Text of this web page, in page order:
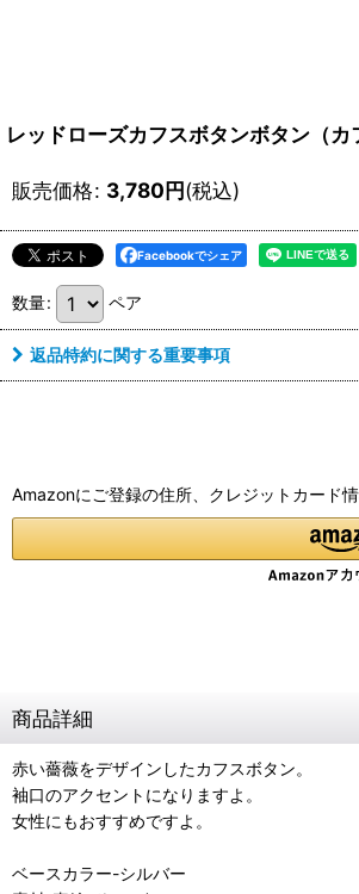
レッドローズカフスボタンボタン（カ
販売価格: 3,780円(税込)
Facebookでシェア
数量: ペア
返品特約に関する重要事項
Amazonにご登録の住所、クレジットカード
商品詳細
赤い薔薇をデザインしたカフスボタン。
袖口のアクセントになりますよ。
女性にもおすすめですよ。
ベースカラー-シルバー